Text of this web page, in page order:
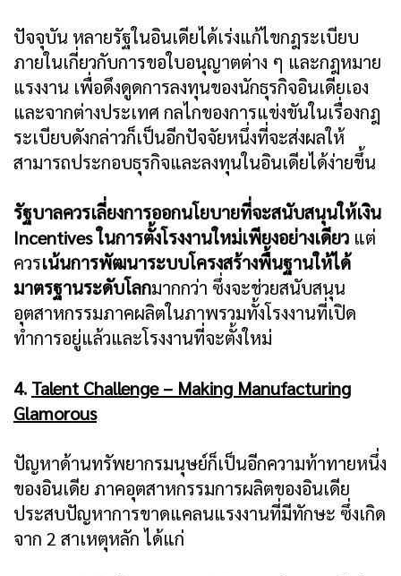
ปัจจุบัน หลายรัฐในอินเดียได้เร่งแก้ไขกฎระเบียบ
ภายในเกี่ยวกับการขอใบอนุญาตต่าง ๆ และกฎหมาย
แรงงาน เพื่อดึงดูดการลงทุนของนักธุรกิจอินเดียเอง
และจากต่างประเทศ กลไกของการแข่งขันในเรื่องกฎ
ระเบียบดังกล่าวก็เป็นอีกปัจจัยหนึ่งที่จะส่งผลให้
สามารถประกอบธุรกิจและลงทุนในอินเดียได้ง่ายขึ้น
รัฐบาลควรเลี่ยงการออกนโยบายที่จะสนับสนุนให้เงิน
Incentives ในการตั้งโรงงานใหม่เพียงอย่างเดียว แต่
ควรเน้นการพัฒนาระบบโครงสร้างพื้นฐานให้ได้
มาตรฐานระดับโลกมากกว่า ซึ่งจะช่วยสนับสนุน
อุตสาหกรรมภาคผลิตในภาพรวมทั้งโรงงานที่เปิด
ทำการอยู่แล้วและโรงงานที่จะตั้งใหม่
4. Talent Challenge – Making Manufacturing
Glamorous
ปัญหาด้านทรัพยากรมนุษย์ก็เป็นอีกความท้าทายหนึ่ง
ของอินเดีย ภาคอุตสาหกรรมการผลิตของอินเดีย
ประสบปัญหาการขาดแคลนแรงงานที่มีทักษะ ซึ่งเกิด
จาก 2 สาเหตุหลัก ได้แก่